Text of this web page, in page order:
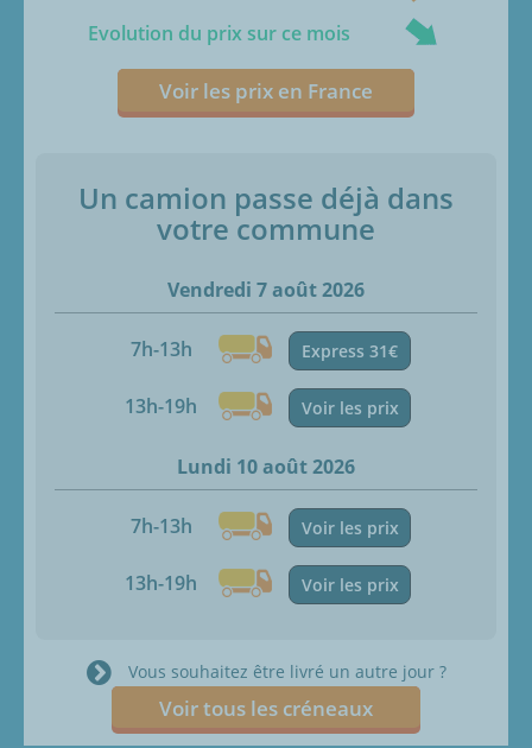
Evolution du prix sur ce mois
Voir les prix en France
Un camion passe déjà dans
votre commune
Vendredi 7 août 2026
7h-13h Express 31€
13h-19h Voir les prix
Lundi 10 août 2026
7h-13h Voir les prix
13h-19h Voir les prix
Vous souhaitez être livré un autre jour ?
Voir tous les créneaux